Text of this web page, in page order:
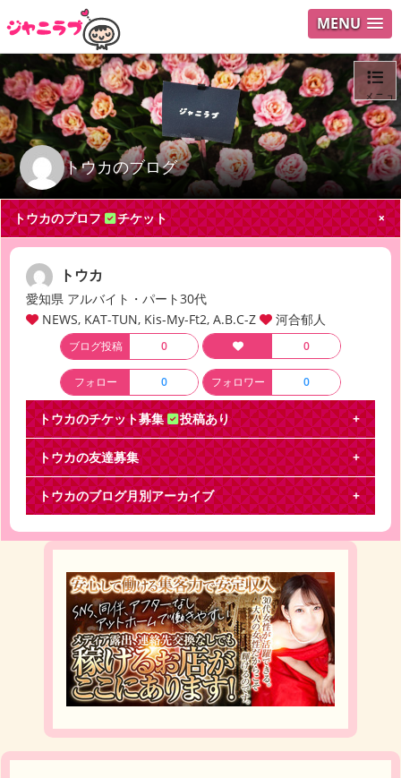
MENU
トウカのブログ
メニュ
ログイ
Search
トウカのプロフ チケット
トウカ
愛知県 アルバイト・パート30代
NEWS, KAT-TUN, Kis-My-Ft2, A.B.C-Z
河合郁人
ブログ投稿 0 0
フォロー 0 フォロワー 0
トウカのチケット募集 投稿あり
ABC座 ジャニーズ伝説2018
えび座のチケットを交換してくださる方を探してい
ます。 【譲】 10/20 昼 1階A～G列 【求】
トウカの友達募集
トウカのブログ月別アーカイブ